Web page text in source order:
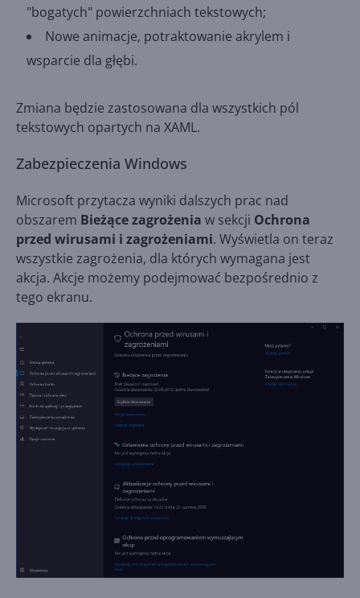
"bogatych" powierzchniach tekstowych;
Nowe animacje, potraktowanie akrylem i
wsparcie dla głębi.
Zmiana będzie zastosowana dla wszystkich pól
tekstowych opartych na XAML.
Zabezpieczenia Windows
Microsoft przytacza wyniki dalszych prac nad
obszarem Bieżące zagrożenia w sekcji Ochrona
przed wirusami i zagrożeniami. Wyświetla on teraz
wszystkie zagrożenia, dla których wymagana jest
akcja. Akcje możemy podejmować bezpośrednio z
tego ekranu.